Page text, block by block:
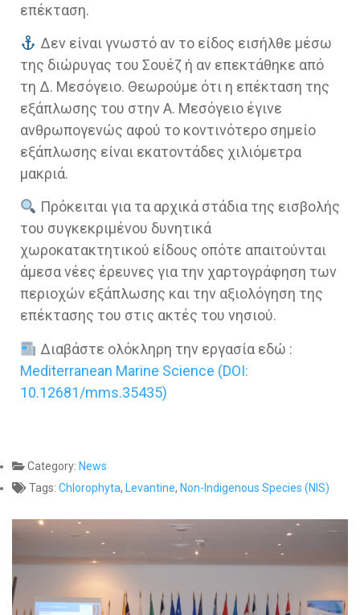
επέκταση.
Δεν είναι γνωστό αν το είδος εισήλθε μέσω
της διώρυγας του Σουέζ ή αν επεκτάθηκε από
τη Δ. Μεσόγειο. Θεωρούμε ότι η επέκταση της
εξάπλωσης του στην Α. Μεσόγειο έγινε
ανθρωπογενώς αφού το κοντινότερο σημείο
εξάπλωσης είναι εκατοντάδες χιλιόμετρα
μακριά.
Πρόκειται για τα αρχικά στάδια της εισβολής
του συγκεκριμένου δυνητικά
χωροκατακτητικού είδους οπότε απαιτούνται
άμεσα νέες έρευνες για την χαρτογράφηση των
περιοχών εξάπλωσης και την αξιολόγηση της
επέκτασης του στις ακτές του νησιού.
Διαβάστε ολόκληρη την εργασία εδώ :
Mediterranean Marine Science (DOI:
10.12681/mms.35435)
Category: News
Tags: Chlorophyta, Levantine, Non-Indigenous Species (NIS)